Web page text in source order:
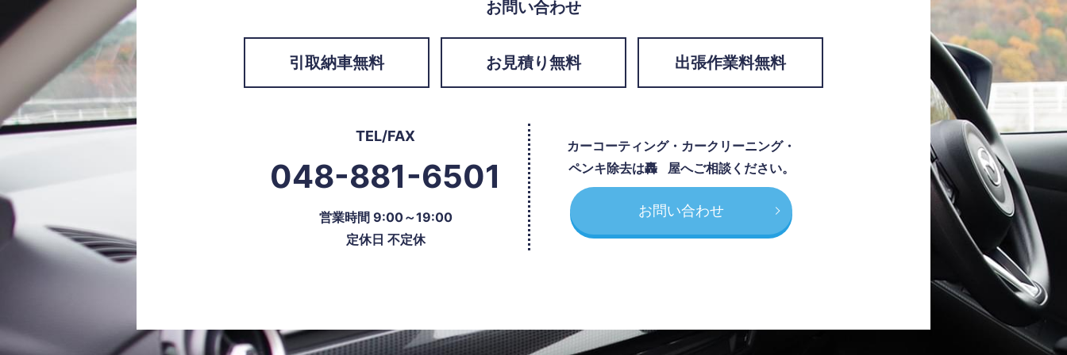
お問い合わせ
引取納車無料 お見積り無料 出張作業料無料
TEL/FAX
048-881-6501
営業時間 9:00～19:00
定休日 不定休
カーコーティング・カークリーニング・
ペンキ除去は轟屋へご相談ください。
お問い合わせ